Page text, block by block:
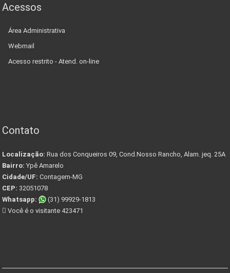
Acessos
Área Administrativa
Webmail
Acesso restrito - Atend. on-line
Contato
Localização: Rua dos Conqueiros 09, Cond.Nosso Rancho, Alam. jeq. 25A
Bairro: Ypê Amarelo
Cidade/UF: Contagem-MG
CEP: 32051078
Whatsapp:
(31) 99929-1813
Você é o visitante 423471